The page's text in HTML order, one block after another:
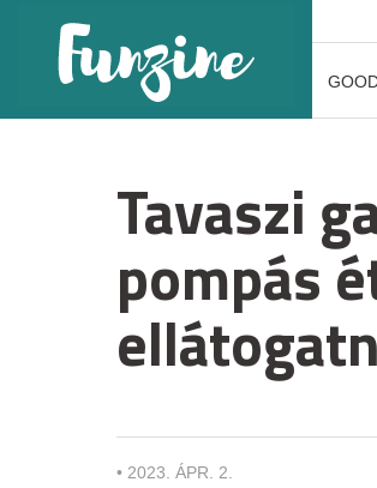
Tavaszi
pompás
• 2023. ÁPR. 2.